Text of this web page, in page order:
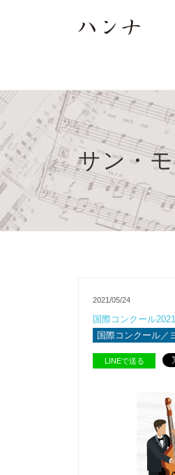
サン・
2021/05/24
国際コンクール
国際コンクール／
LINEで送る